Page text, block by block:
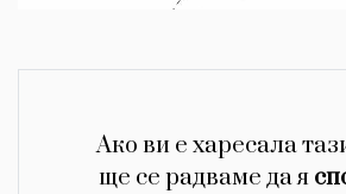
Ако ви е харесала
ще се радваме да я